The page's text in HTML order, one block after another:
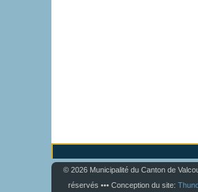
© 2026 Municipalité du Canton de
réservés ••• Conception du site: